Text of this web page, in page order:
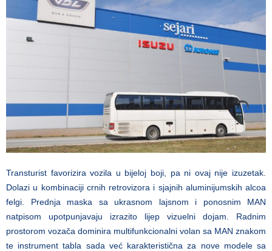
Transturist favorizira vozila u bijeloj boji, pa ni ovaj nije izuzetak.
Dolazi u kombinaciji crnih retrovizora i sjajnih aluminijumskih alcoa
felgi. Prednja maska sa ukrasnom lajsnom i ponosnim MAN
natpisom upotpunjavaju izrazito lijep vizuelni dojam. Radnim
prostorom vozača dominira multifunkcionalni volan sa MAN znakom
te instrument tabla sada već karakteristična za nove modele sa